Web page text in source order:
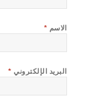
الاسم *
البريد الإلكتروني *